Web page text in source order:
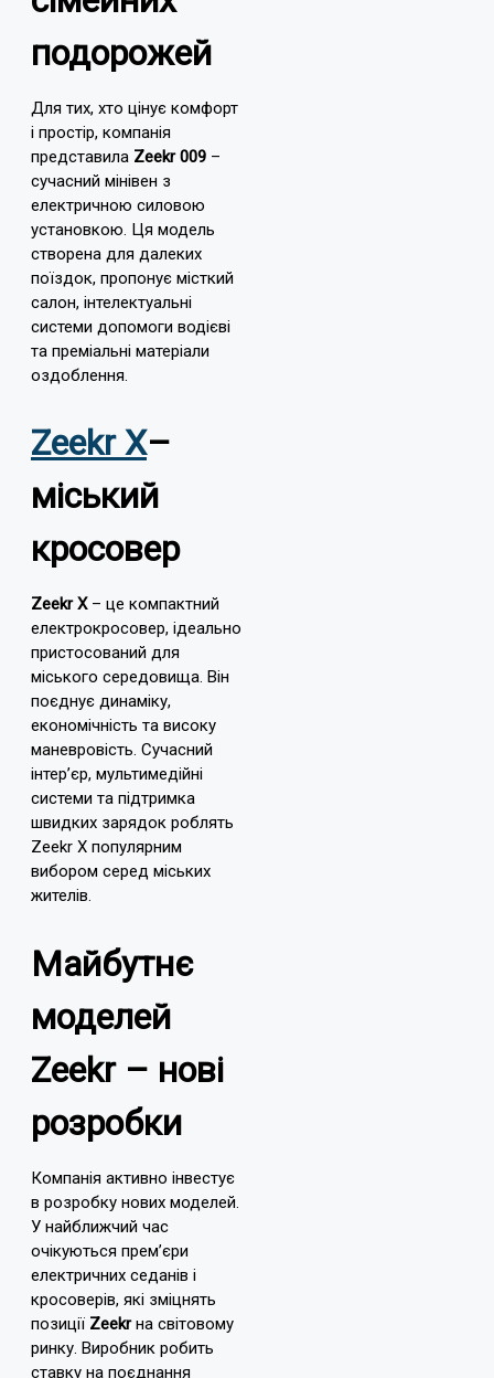
подорожей
Для тих, хто цінує комфорт
і простір, компанія
представила Zeekr 009 –
сучасний мінівен з
електричною силовою
установкою. Ця модель
створена для далеких
поїздок, пропонує місткий
салон, інтелектуальні
системи допомоги водієві
та преміальні матеріали
оздоблення.
Zeekr X–
міський
кросовер
Zeekr X– це компактний
електрокросовер, ідеально
пристосований для
міського середовища. Він
поєднує динаміку,
економічність та високу
маневровість. Сучасний
інтер’єр, мультимедійні
системи та підтримка
швидких зарядок роблять
Zeekr X популярним
вибором серед міських
жителів.
Майбутнє
моделей
Zeekr – нові
розробки
Компанія активно інвестує
в розробку нових моделей.
У найближчий час
очікуються прем’єри
електричних седанів і
кросоверів, які зміцнять
позиції Zeekrна світовому
ринку. Виробник робить
ставку на поєднання